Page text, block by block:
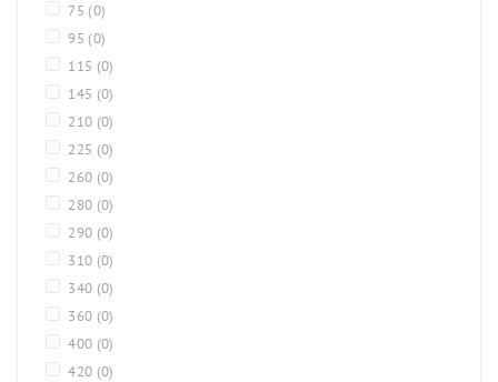
75 (0)
95 (0)
115 (0)
145 (0)
210 (0)
225 (0)
260 (0)
280 (0)
290 (0)
310 (0)
340 (0)
360 (0)
400 (0)
420 (0)